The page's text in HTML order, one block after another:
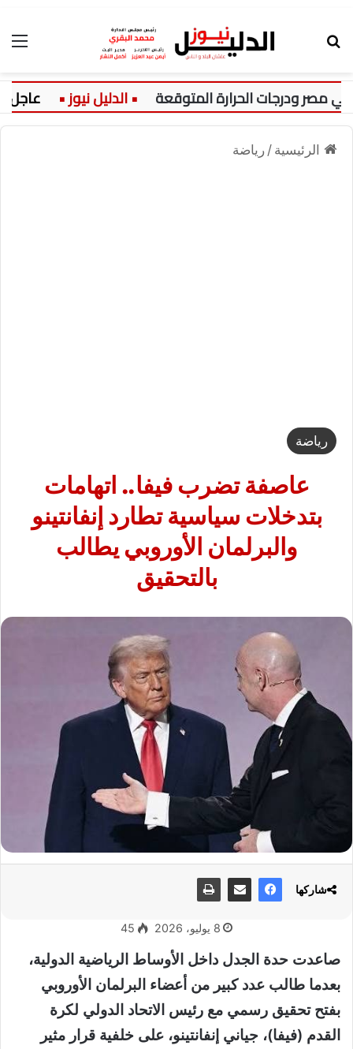
عاجل:
الرئيسية / رياضة
رياضة
عاصفة تضرب فيفا.. اتهامات
بتدخلات سياسية تطارد إنفانتينو
والبرلمان الأوروبي يطالب
بالتحقيق
8 يوليو، 2026 45
صاعدت حدة الجدل داخل الأوساط الرياضية الدولية،
بعدما طالب عدد كبير من أعضاء البرلمان الأوروبي
بفتح تحقيق رسمي مع رئيس الاتحاد الدولي لكرة
القدم (فيفا)، جياني إنفانتينو، على خلفية قرار مثير
شاركها